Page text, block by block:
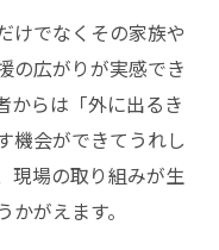
けでなくその家族や
の広がりが実感でき
からは「外に出るき
機会ができてうれし
現場の取り組みが生
がえます。